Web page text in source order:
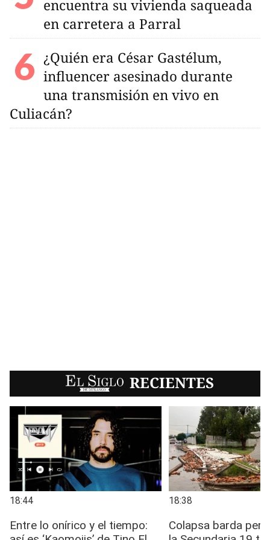
encuentra su vivienda saqueada
en carretera a Parral
¿Quién era César Gastélum,
influencer asesinado durante
una transmisión en vivo en
Culiacán?
EL SIGLO RECIENTES